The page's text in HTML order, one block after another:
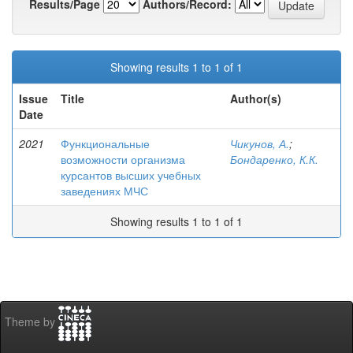
Results/Page
Authors/Record:
Showing results 1 to 1 of 1
Issue
Date
Title Author(s)
2021
Функциональные
возможности организма
курсантов высших учебных
заведениях МЧС
Чикунов, А.;
Бондаренко, К.К.
Showing results 1 to 1 of 1
Theme by